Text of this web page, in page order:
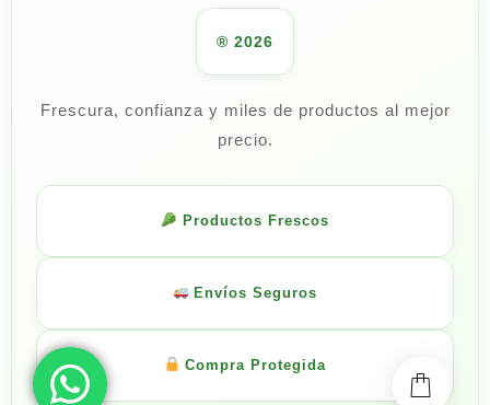
® 2026
Frescura, confianza y miles de productos al mejor
precio.
Productos Frescos
Envíos Seguros
Compra Protegida